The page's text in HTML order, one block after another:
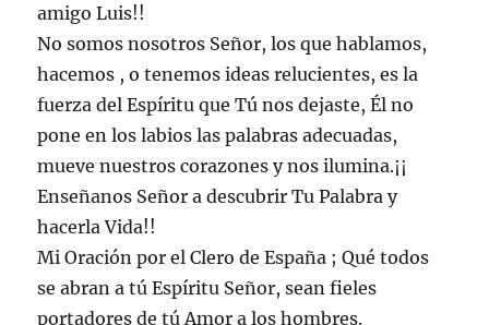
amigo Luis!!
No somos nosotros Señor, los que hablamos,
hacemos , o tenemos ideas relucientes, es la
fuerza del Espíritu que Tú nos dejaste, Él no
pone en los labios las palabras adecuadas,
mueve nuestros corazones y nos ilumina.¡¡
Enseñanos Señor a descubrir Tu Palabra y
hacerla Vida!!
Mi Oración por el Clero de España ; Qué todos
se abran a tú Espíritu Señor, sean fieles
portadores de tú Amor a los hombres.